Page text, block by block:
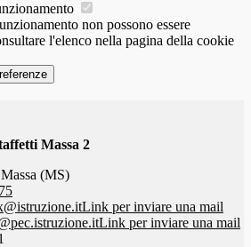
non possono essere
l'elenco nella pagina della cookie
Massa 2
(MS)
Link per inviare una mail
Link per inviare una mail